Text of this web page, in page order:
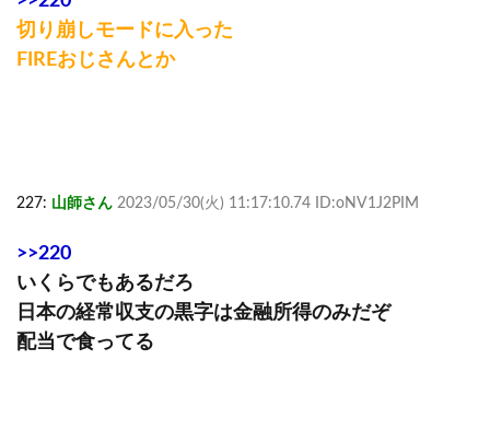
切り崩しモードに入った
FIREおじさんとか
227: 山師さん 2023/05/30(火) 11:17:10.74 ID:oNV1J2PIM
>>220
いくらでもあるだろ
日本の経常収支の黒字は金融所得のみだぞ
配当で食ってる